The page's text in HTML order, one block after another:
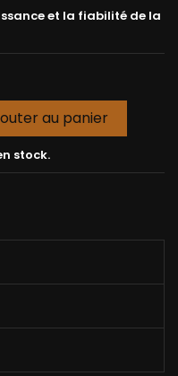
et la fiabilité de la
au panier
stock.